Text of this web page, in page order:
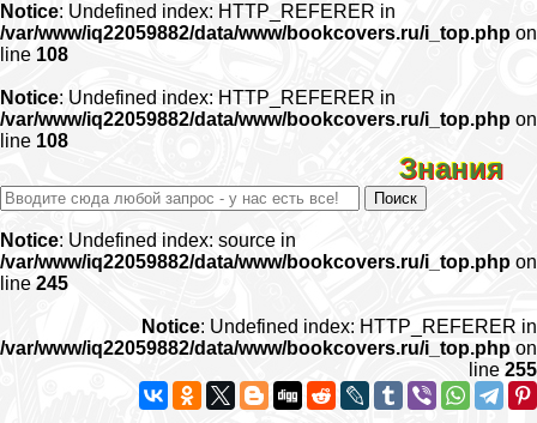
Notice: Undefined index: HTTP_REFERER in
/var/www/iq22059882/data/www/bookcovers.ru/i_top.php on
line 108
Notice: Undefined index: HTTP_REFERER in
/var/www/iq22059882/data/www/bookcovers.ru/i_top.php on
line 108
Знания
Notice: Undefined index: source in
/var/www/iq22059882/data/www/bookcovers.ru/i_top.php on
line 245
Notice: Undefined index: HTTP_REFERER in
/var/www/iq22059882/data/www/bookcovers.ru/i_top.php on
line 255